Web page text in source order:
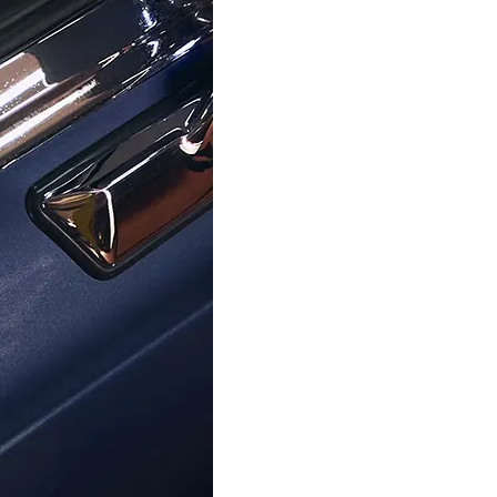
Heren Horloge AW0130-